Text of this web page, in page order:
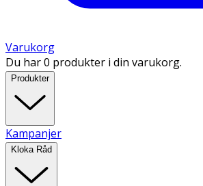
Varukorg
Du har 0 produkter i din varukorg.
Produkter
Kampanjer
Kloka Råd